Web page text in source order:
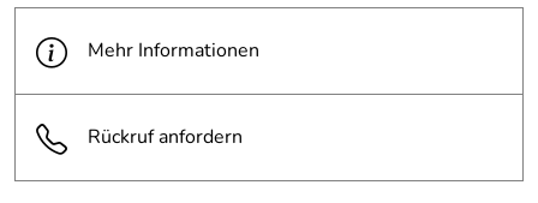
Oberfläche:
Stzahl roh, farblos lackiert
Länge:
250 cm
Befestigungsm
wird mitgeliefert
Mehr Informationen
Rückruf anfordern